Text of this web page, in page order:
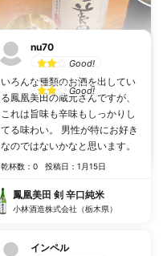
Good!
乾杯数：0 投稿日：3月22日
鳳凰美田 剣 辛口純米
nu70
Good!
いろんな種類のお酒を出してい
る鳳凰美田の蔵元さんですが、
これは旨味も辛味もしっかりし
てる味わい。 男性が特にお好き
なのではないかなと思います。
乾杯数：0 投稿日：1月15日
鳳凰美田 剣 辛口純米
小林酒造株式会社（栃木県）
インペル